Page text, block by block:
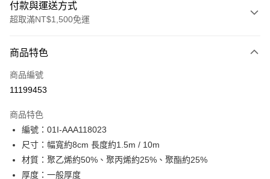
付款與運送方式
超取滿NT$1,500免運
信用卡一次付款
超商取貨付款
Apple Pay
街口支付
Google Pay
商品特色
商品編號
11199453
商品特色
編號：01I-AAA118023
尺寸：幅寬約8cm 長度約1.5m / 10m
材質：聚乙烯約50%、聚丙烯約25%、聚酯約25%
厚度：一般厚度